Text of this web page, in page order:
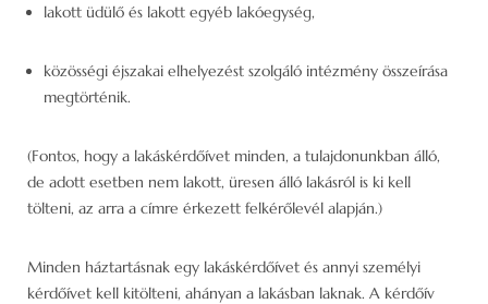
lakott üdülő és lakott egyéb lakóegység,
közösségi éjszakai elhelyezést szolgáló intézmény összeírása
megtörténik.
(Fontos, hogy a lakáskérdőívet minden, a tulajdonunkban álló,
de adott esetben nem lakott, üresen álló lakásról is ki kell
tölteni, az arra a címre érkezett felkérőlevél alapján.)
Minden háztartásnak egy lakáskérdőívet és annyi személyi
kérdőívet kell kitölteni, ahányan a lakásban laknak. A kérdőív